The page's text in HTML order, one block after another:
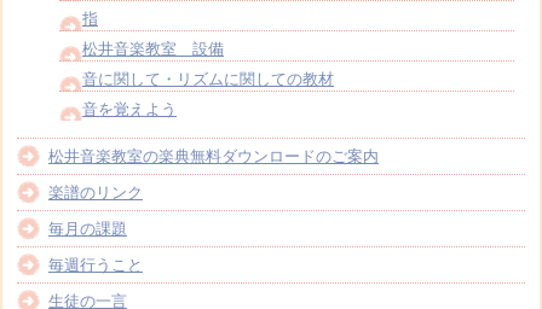
指
松井音楽教室 設備
音に関して・リズムに関しての教材
音を覚えよう
松井音楽教室の楽典無料ダウンロードのご案内
楽譜のリンク
毎月の課題
毎週行うこと
生徒の一言